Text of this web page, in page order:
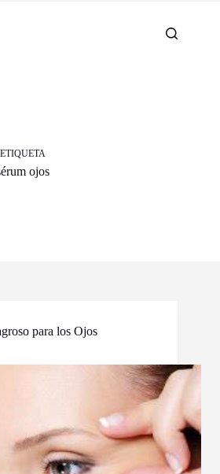
ETIQUETA
ojos
para los Ojos